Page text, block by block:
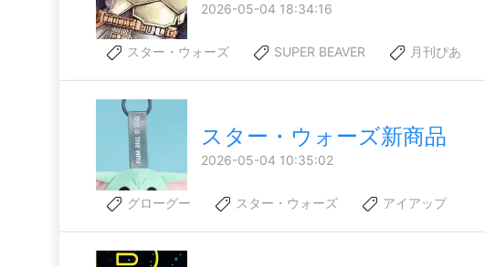
2026-05-04 18:34:16
スター・ウォーズ SUPER BEAVER 月刊ぴあ
スター・ウォーズ新商品
2026-05-04 10:35:02
グローグー スター・ウォーズ アイアップ